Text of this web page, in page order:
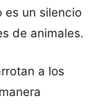
es un silencio
de animales.
a los